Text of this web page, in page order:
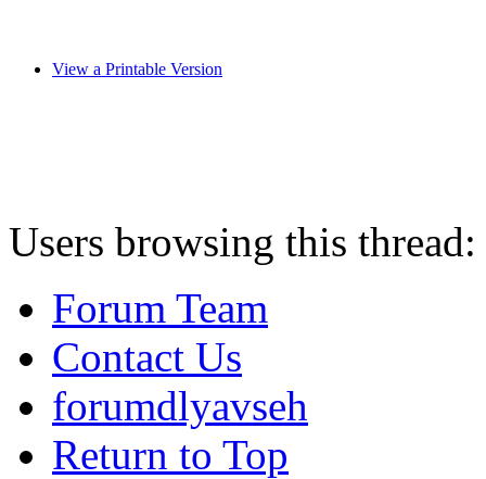
View a Printable Version
Users browsing this
Forum Team
Contact Us
forumdlyavseh
Return to Top